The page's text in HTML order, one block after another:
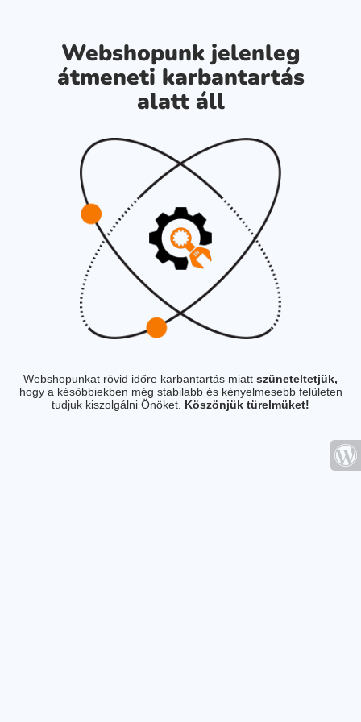
Webshopunk jelenleg
átmeneti karbantartás
alatt áll
Webshopunkat rövid időre karbantartás miatt szüneteltetjük,
hogy a későbbiekben még stabilabb és kényelmesebb felületen
tudjuk kiszolgálni Önöket. Köszönjük türelmüket!